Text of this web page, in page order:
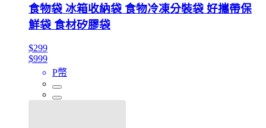
食物袋 冰箱收納袋 食物冷凍分裝袋 好攜帶保
鮮袋 食材矽膠袋
$299
$999
P幣